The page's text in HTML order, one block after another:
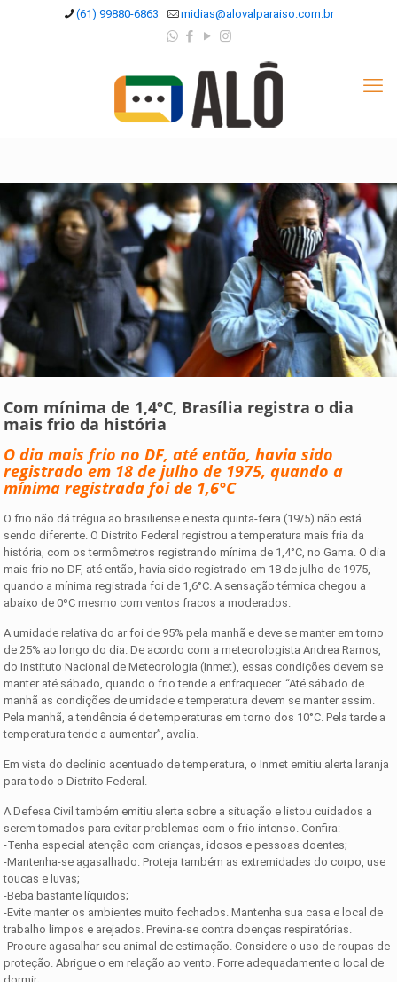
(61) 99880-6863 midias@alovalparaiso.com.br
Com mínima de 1,4ºC, Brasília registra o dia
mais frio da história
O dia mais frio no DF, até então, havia sido
registrado em 18 de julho de 1975, quando a
mínima registrada foi de 1,6°C
O frio não dá trégua ao brasiliense e nesta quinta-feira (19/5) não está
sendo diferente. O Distrito Federal registrou a temperatura mais fria da
história, com os termômetros registrando mínima de 1,4°C, no Gama. O dia
mais frio no DF, até então, havia sido registrado em 18 de julho de 1975,
quando a mínima registrada foi de 1,6°C. A sensação térmica chegou a
abaixo de 0ºC mesmo com ventos fracos a moderados.
A umidade relativa do ar foi de 95% pela manhã e deve se manter em torno
de 25% ao longo do dia. De acordo com a meteorologista Andrea Ramos,
do Instituto Nacional de Meteorologia (Inmet), essas condições devem se
manter até sábado, quando o frio tende a enfraquecer. “Até sábado de
manhã as condições de umidade e temperatura devem se manter assim.
Pela manhã, a tendência é de temperaturas em torno dos 10°C. Pela tarde a
temperatura tende a aumentar”, avalia.
Em vista do declínio acentuado de temperatura, o Inmet emitiu alerta laranja
para todo o Distrito Federal.
A Defesa Civil também emitiu alerta sobre a situação e listou cuidados a
serem tomados para evitar problemas com o frio intenso. Confira:
-Tenha especial atenção com crianças, idosos e pessoas doentes;
-Mantenha-se agasalhado. Proteja também as extremidades do corpo, use
toucas e luvas;
-Beba bastante líquidos;
-Evite manter os ambientes muito fechados. Mantenha sua casa e local de
trabalho limpos e arejados. Previna-se contra doenças respiratórias.
-Procure agasalhar seu animal de estimação. Considere o uso de roupas de
proteção. Abrigue o em relação ao vento. Forre adequadamente o local de